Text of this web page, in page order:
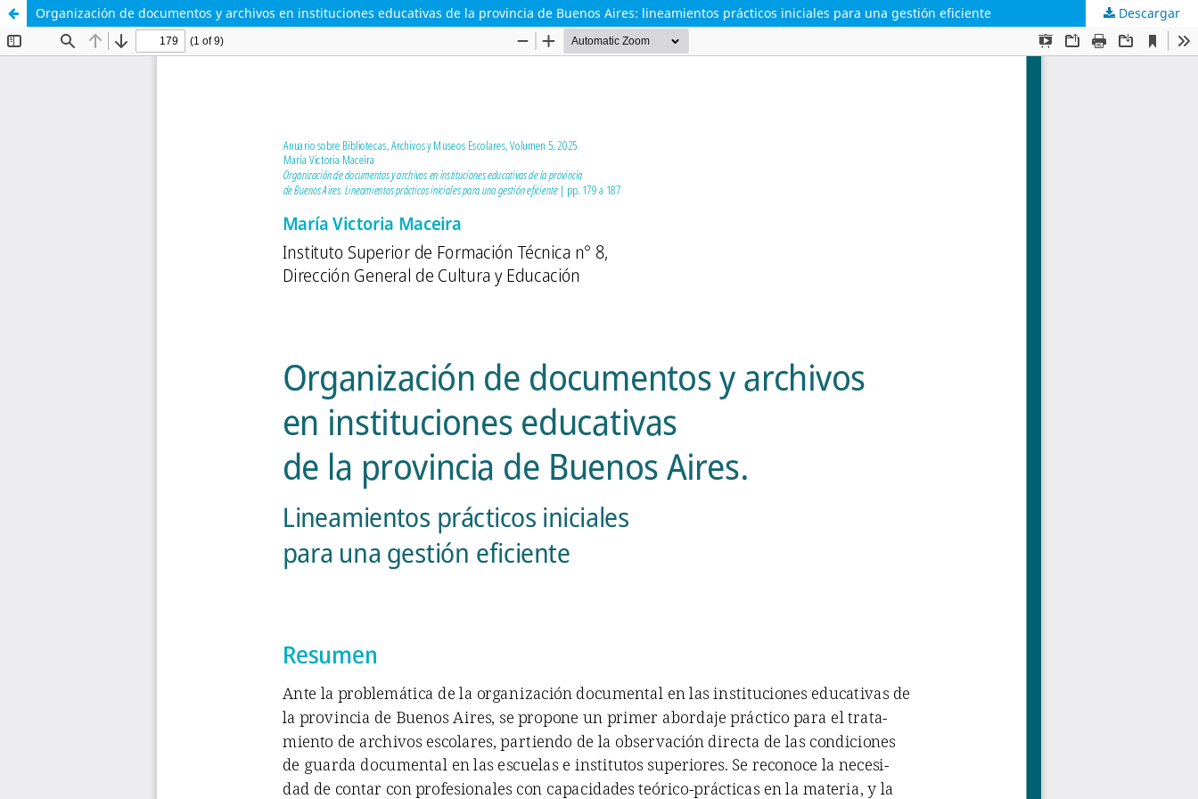
Organización de documentos y archivos en instituciones educativas de la provincia de Buenos Aires: lineamientos prácticos iniciales para una gestión eficiente Descargar